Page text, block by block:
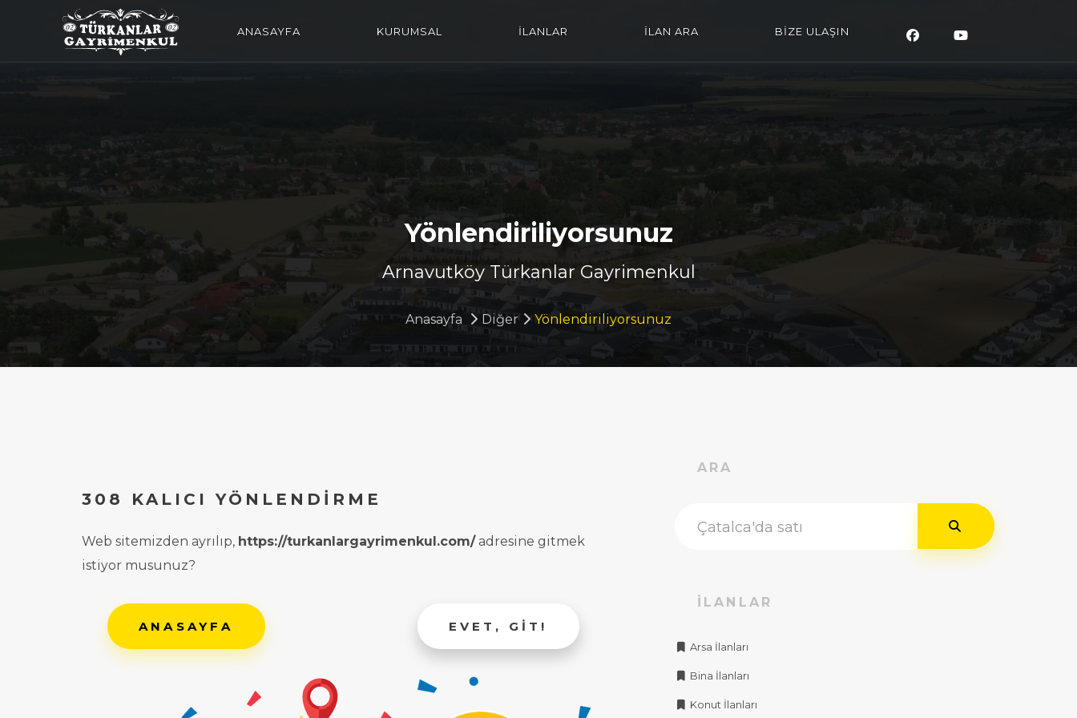
ANASAYFA KURUMSAL İLANLAR İLAN ARA BİZE ULAŞIN
Yönlendiriliyorsunuz
Arnavutköy Türkanlar Gayrimenkul
Anasayfa Diğer Yönlendiriliyorsunuz
308 KALICI YÖNLENDIRME
Web sitemizden ayrılıp, https://turkanlargayrimenkul.com/adresine gitmek
istiyor musunuz?
ANASAYFA EVET, GIT!
ARA
İLANLAR
Arsa İlanları
Bina İlanları
Konut İlanları